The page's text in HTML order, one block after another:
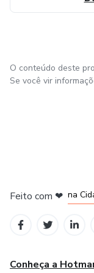
O conteúdo deste
Se você vir
Feito com ❤ na
Conheça a